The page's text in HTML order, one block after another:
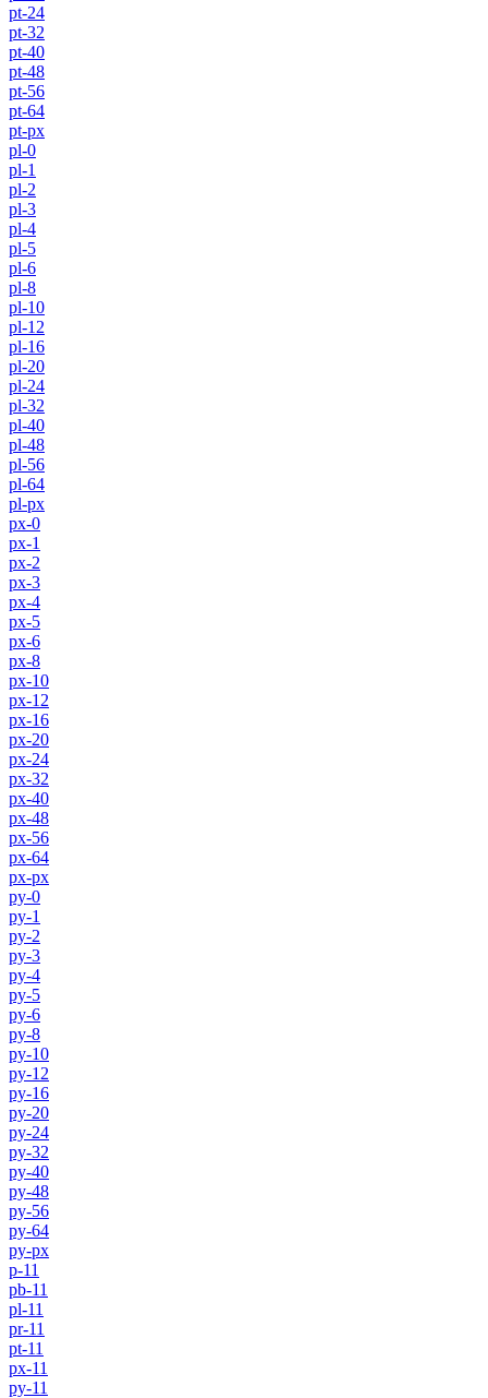
pt-24
pt-32
pt-40
pt-48
pt-56
pt-64
pt-px
pl-0
pl-1
pl-2
pl-3
pl-4
pl-5
pl-6
pl-8
pl-10
pl-12
pl-16
pl-20
pl-24
pl-32
pl-40
pl-48
pl-56
pl-64
pl-px
px-0
px-1
px-2
px-3
px-4
px-5
px-6
px-8
px-10
px-12
px-16
px-20
px-24
px-32
px-40
px-48
px-56
px-64
px-px
py-0
py-1
py-2
py-3
py-4
py-5
py-6
py-8
py-10
py-12
py-16
py-20
py-24
py-32
py-40
py-48
py-56
py-64
py-px
p-11
pb-11
pl-11
pr-11
pt-11
px-11
py-11